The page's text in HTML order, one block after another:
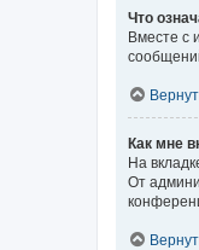
Что
Вместе с
Как мне
На
От